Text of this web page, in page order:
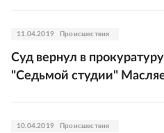
11.04.2019 Происшествия
Суд вернул в
"Седьмой студии"
10.04.2019 Происшествия